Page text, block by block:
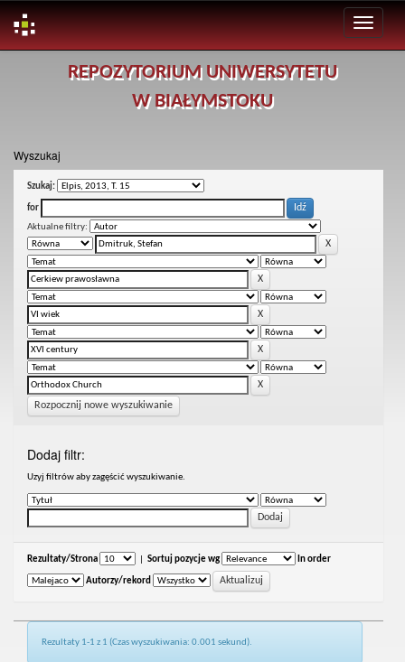
REPOZYTORIUM UNIWERSYTETU
W BIAŁYMSTOKU
Wyszukaj
Szukaj:
for
Aktualne filtry:
Rozpocznij nowe wyszukiwanie
Dodaj filtr:
Uzyj filtrów aby zagęścić wyszukiwanie.
Rezultaty/Strona Sortuj pozycje wg In order
Autorzy/rekord
Rezultaty 1-1 z 1 (Czas wyszukiwania: 0.001 sekund).